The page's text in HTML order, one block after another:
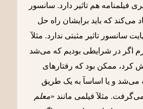
فیلمنامه هم تاثیر دارد. سانسور
می‌کند که باید برایشان راه حل
سانسور تاثیر مثبتی ندارد. مثلآ
اگر در شرایطی بودیم که می‌شد
کرد، ممکن بود که رفتارهای
می‌شد و یا اساسآ به یک طریق
مثلآ فیلمی مانند «معلم